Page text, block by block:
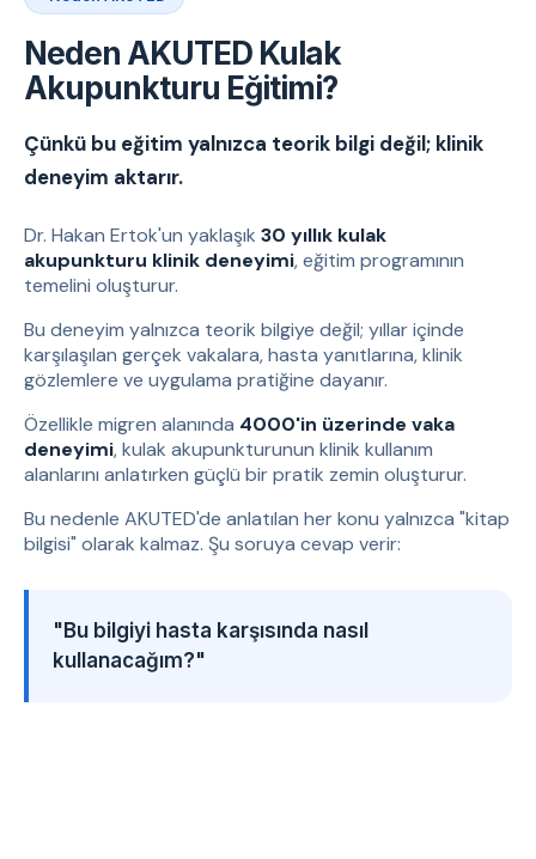
Neden AKUTED Kulak
Akupunkturu Eğitimi?
Çünkü bu eğitim yalnızca teorik bilgi değil; klinik
deneyim aktarır.
Dr. Hakan Ertok'un yaklaşık 30 yıllık kulak
akupunkturu klinik deneyimi, eğitim programının
temelini oluşturur.
Bu deneyim yalnızca teorik bilgiye değil; yıllar içinde
karşılaşılan gerçek vakalara, hasta yanıtlarına, klinik
gözlemlere ve uygulama pratiğine dayanır.
Özellikle migren alanında 4000'in üzerinde vaka
deneyimi, kulak akupunkturunun klinik kullanım
alanlarını anlatırken güçlü bir pratik zemin oluşturur.
Bu nedenle AKUTED'de anlatılan her konu yalnızca "kitap
bilgisi" olarak kalmaz. Şu soruya cevap verir:
"Bu bilgiyi hasta karşısında nasıl
kullanacağım?"